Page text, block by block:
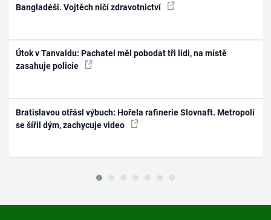
Bangladéši. Vojtěch ničí zdravotnictví
Útok v Tanvaldu: Pachatel měl pobodat tři lidi, na místě
zasahuje policie
Bratislavou otřásl výbuch: Hořela rafinerie Slovnaft. Metropolí
se šířil dým, zachycuje video